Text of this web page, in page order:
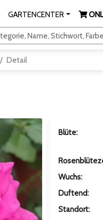
GARTENCENTER
Name, Stichwort,
Detail
Blüte:
Wuchs:
Duftend:
Standort: